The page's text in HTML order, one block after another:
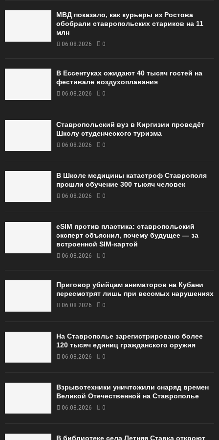
МВД показало, как курьеры из Ростова
обобрали ставропольских стариков на 11
млн
06.08.2026 0
В Ессентуках ожидают 40 тысяч гостей на
фестивале воздухоплавания
06.08.2026 0
Ставропольский вуз в Киргизии проведёт
Школу студенческого туризма
06.08.2026 0
В Школе медицины катастроф Ставрополя
прошли обучение 300 тысяч человек
06.08.2026 0
eSIM против пластика: ставропольский
эксперт объяснил, почему будущее — за
встроенной SIM-картой
06.08.2026 0
Приговор убийцам аниматоров на Кубани
пересмотрят лишь при весомых нарушениях
06.08.2026 0
На Ставрополье зарегистрировано более
120 тысяч единиц гражданского оружия
06.08.2026 0
Взрывотехники уничтожили снаряд времен
Великой Отечественной на Ставрополье
06.08.2026 0
В библиотеке села Летняя Ставка откроют